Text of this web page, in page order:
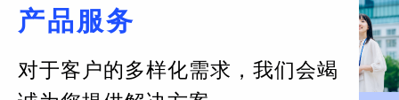
产品服务
对于客户的多样化需求， 我们会竭